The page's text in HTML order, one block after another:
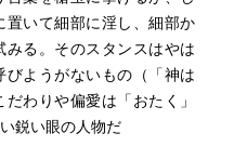
いて細部に淫し、細部か
みる。そのスタンスはやは
びようがないもの（「神は
わりや偏愛は「おたく」
鋭い眼の人物だ